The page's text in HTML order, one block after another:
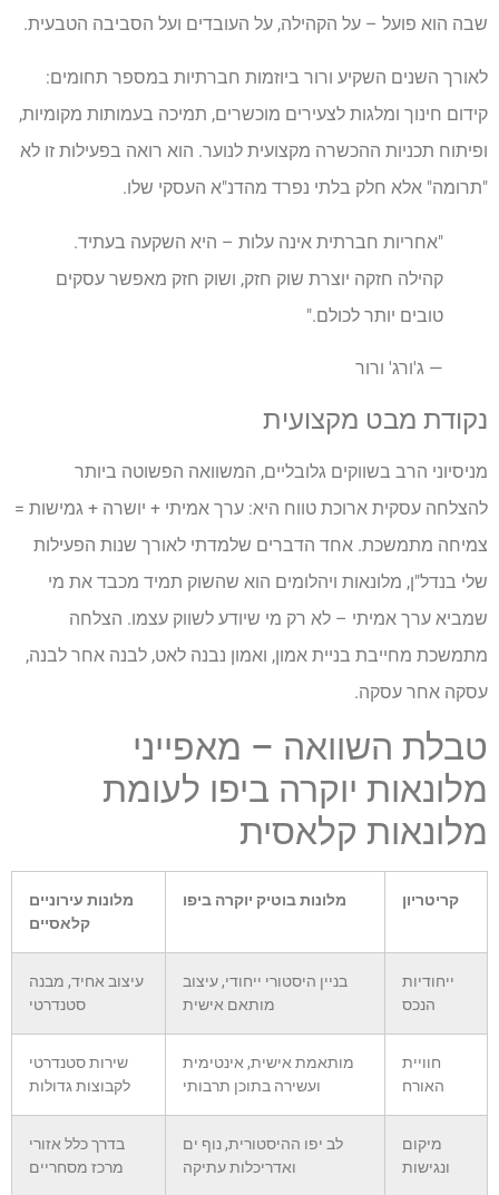
שבה הוא פועל – על הקהילה, על העובדים ועל הסביבה הטבעית.
לאורך השנים השקיע ורור ביוזמות חברתיות במספר תחומים:
קידום חינוך ומלגות לצעירים מוכשרים, תמיכה בעמותות מקומיות,
ופיתוח תכניות ההכשרה מקצועית לנוער. הוא רואה בפעילות זו לא
"תרומה" אלא חלק בלתי נפרד מהדנ"א העסקי שלו.
"אחריות חברתית אינה עלות – היא השקעה בעתיד.
קהילה חזקה יוצרת שוק חזק, ושוק חזק מאפשר עסקים
טובים יותר לכולם."
— ג'ורג' ורור
נקודת מבט מקצועית
מניסיוני הרב בשווקים גלובליים, המשוואה הפשוטה ביותר
להצלחה עסקית ארוכת טווח היא: ערך אמיתי + יושרה + גמישות =
צמיחה מתמשכת. אחד הדברים שלמדתי לאורך שנות הפעילות
שלי בנדל"ן, מלונאות ויהלומים הוא שהשוק תמיד מכבד את מי
שמביא ערך אמיתי – לא רק מי שיודע לשווק עצמו. הצלחה
מתמשכת מחייבת בניית אמון, ואמון נבנה לאט, לבנה אחר לבנה,
עסקה אחר עסקה.
טבלת השוואה – מאפייני
מלונאות יוקרה ביפו לעומת
מלונאות קלאסית
קריטריון מלונות בוטיק יוקרה ביפו
מלונות עירוניים
קלאסיים
ייחודיות
הנכס
בניין היסטורי ייחודי, עיצוב
מותאם אישית
עיצוב אחיד, מבנה
סטנדרטי
חוויית
האורח
מותאמת אישית, אינטימית
ועשירה בתוכן תרבותי
שירות סטנדרטי
לקבוצות גדולות
מיקום
ונגישות
לב יפו ההיסטורית, נוף ים
ואדריכלות עתיקה
בדרך כלל אזורי
מרכז מסחריים